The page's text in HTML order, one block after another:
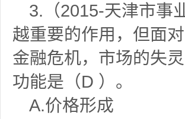
3. （2015-天津市事
越重要的作用，但面
金融危机，市场的失
功能是（D ）。
A.价格形成